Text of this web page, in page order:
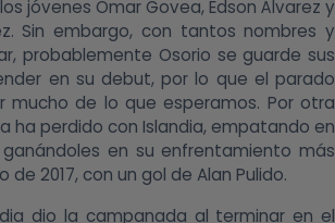
jóvenes Omar Govea, Edson Álvarez y
Sin embargo, con tantos nombres y
probablemente Osorio se guarde sus
en su debut, por lo que el parado
mucho de lo que esperamos. Por otra
ha perdido con Islandia, empatando en
en su enfrentamiento más
2017, con un gol de Alan Pulido.
dio la campanada al terminar en el